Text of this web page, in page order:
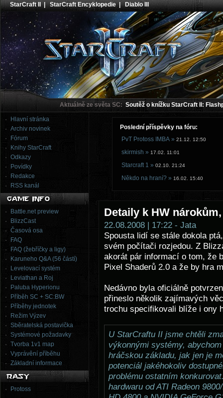
StarCraft II |StarCraft Encyklopedie|Diablo III
Aktuálně ze světa SC: Soutěž o knížku StarCraft II:
Hlavní stránka
Archiv novinek
Fórum
Knihy StarCraft
Odkazy
Povídky
Redakce
RSS kanál
Battle.net preview
BlizzCast
Časová osa
FAQ
FAQ (žebříčky a ligy)
Karuneho Q&A (56 částí)
Levelovací systém
Leviathan a Roj
Paluba Hyperionu
Příběh SC + SC:BW
Příběhy jednotek
Režim Výzev
Sběratelská postavička
Systémové požadavky
Tvorba 1v1 map
Vyprávění příběhu
Základní informace
Protoss
Poslední příspěvky na fóru:
PvT Protoss IMBA » 21.12. 12:50
skirmish » 17.02. 11:01
Starcraft 1 » 02.10. 21:24
Někdo na hraní? » 16.02. 15:40
Detaily k HW
22.08.2008 | 17:22 - Jata
Spousta lidí se stále dokola
svém počítači rozjedou. Z
akorát pár informací o tom, že
Pixel Shaderů 2.0 a že by hra
Nedávno byla oficiálně
přineslo několik zajímavých
trochu specifikovali blíže i ony
U StarCraftu II jsme chtěli
výkonnými systémy,
hráčskou základu, jak jen je
potenciál jakéhokoliv
problému ostatním
hardwaru od ATI Radeon